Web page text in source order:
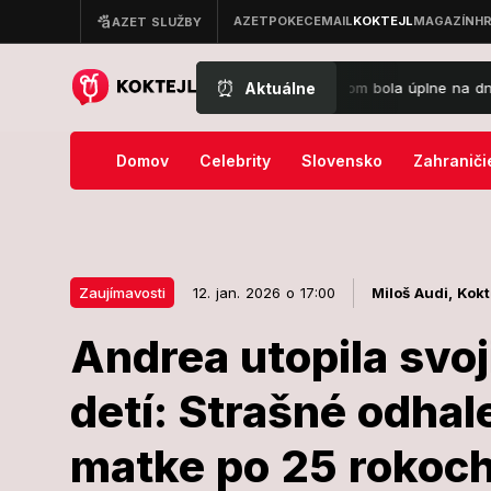
⏰ Aktuálne
Gáborík o vzťahu s Mariánom: Ja som bola úplne na dne!
Domov Celebrity Slovensko
Zaujímavosti 12. jan. 2026 o 17:00 Miloš Audi,
Andrea utopila
detí: Strašné
matke po 25
Zaujímavosti
Andrea